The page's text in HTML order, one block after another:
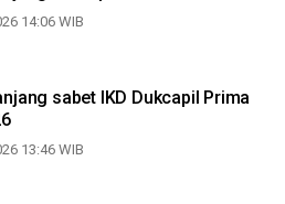
14:06 WIB
sabet IKD Dukcapil Prima
13:46 WIB